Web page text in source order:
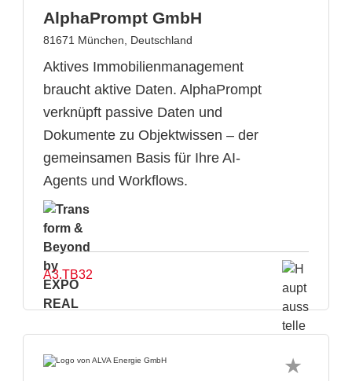
AlphaPrompt GmbH
81671 München, Deutschland
Aktives Immobilienmanagement
braucht aktive Daten. AlphaPrompt
verknüpft passive Daten und
Dokumente zu Objektwissen – der
gemeinsamen Basis für Ihre AI-
Agents und Workflows.
A3.TB32